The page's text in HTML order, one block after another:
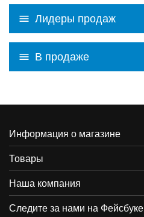
Лидеры продаж
В продаже
Информация о магазине
Товары
Наша компания
Следите за нами на Фейсбуке